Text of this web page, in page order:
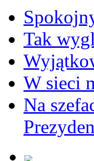
Tak
W sieci
Na